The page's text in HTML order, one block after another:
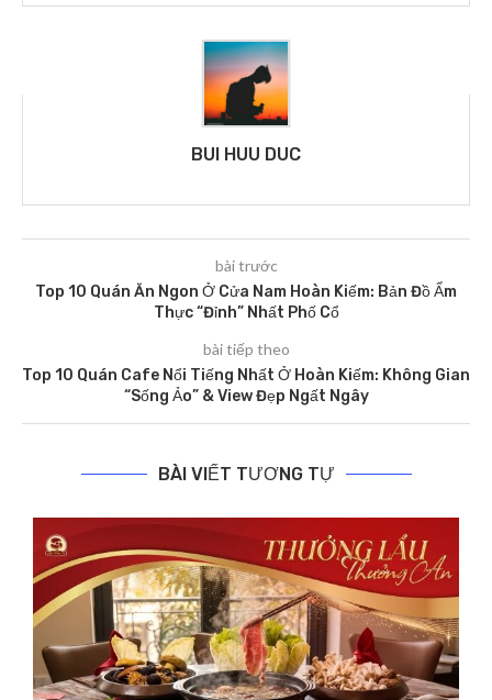
BUI HUU DUC
bài trước
Top 10 Quán Ăn Ngon Ở Cửa Nam Hoàn Kiếm: Bản Đồ Ẩm
Thực “Đỉnh” Nhất Phố Cổ
bài tiếp theo
Top 10 Quán Cafe Nổi Tiếng Nhất Ở Hoàn Kiếm: Không Gian
“Sống Ảo” & View Đẹp Ngất Ngây
BÀI VIẾT TƯƠNG TỰ